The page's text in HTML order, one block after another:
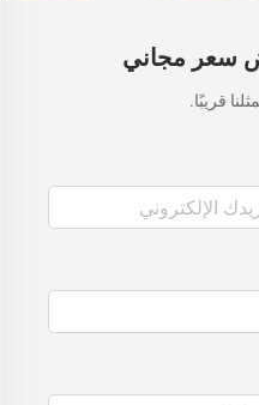
سعر مجاني
قريبًا.